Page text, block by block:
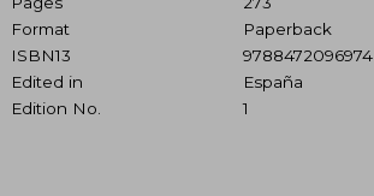
Format
Paperback
ISBN13
9788472096974
Edited in
España
Edition No.
1